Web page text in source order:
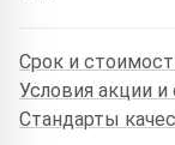
Срок и
Условия акции и
Стандарты